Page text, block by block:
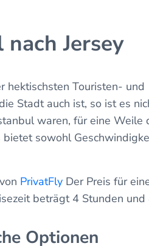
Jersey
hektischsten Touristen- und
Stadt auch ist, so ist es
waren, für eine Weile
sowohl
PrivatFly Der Preis für
beträgt 4 Stunden und
Optionen